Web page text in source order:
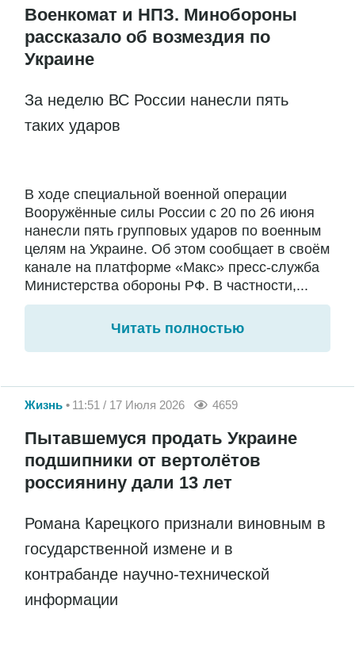
Военкомат и НПЗ. Минобороны
рассказало об возмездия по
Украине
За неделю ВС России нанесли пять
таких ударов
В ходе специальной военной операции
Вооружённые силы России с 20 по 26 июня
нанесли пять групповых ударов по военным
целям на Украине. Об этом сообщает в своём
канале на платформе «Макс» пресс-служба
Министерства обороны РФ. В частности,...
Читать полностью
Жизнь 11:51 / 17 Июля 2026 4659
Пытавшемуся продать Украине
подшипники от вертолётов
россиянину дали 13 лет
Романа Карецкого признали виновным в
государственной измене и в
контрабанде научно-технической
информации